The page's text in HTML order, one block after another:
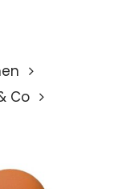
Co